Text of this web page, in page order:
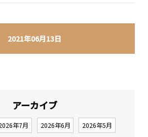
2021年06月13日
アーカイブ
年7月 2026年6月 2026年5月